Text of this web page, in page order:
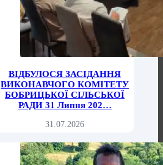
ВІДБУЛОСЯ ЗАСІДАННЯ
ВИКОНАВЧОГО КОМІТЕТУ
БОБРИЦЬКОЇ СІЛЬСЬКОЇ
РАДИ 31 Липня 202…
31.07.2026